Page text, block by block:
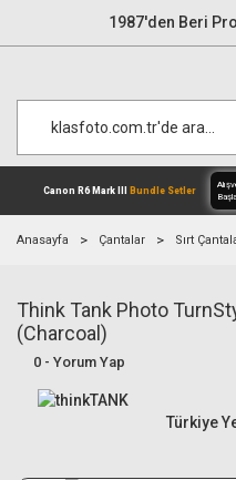
1987'den Beri
Canon R6 Mark III
Anasayfa Çantalar Sırt
Think Tank Photo
(Charcoal)
0 - Yorum Yap
Türkiye